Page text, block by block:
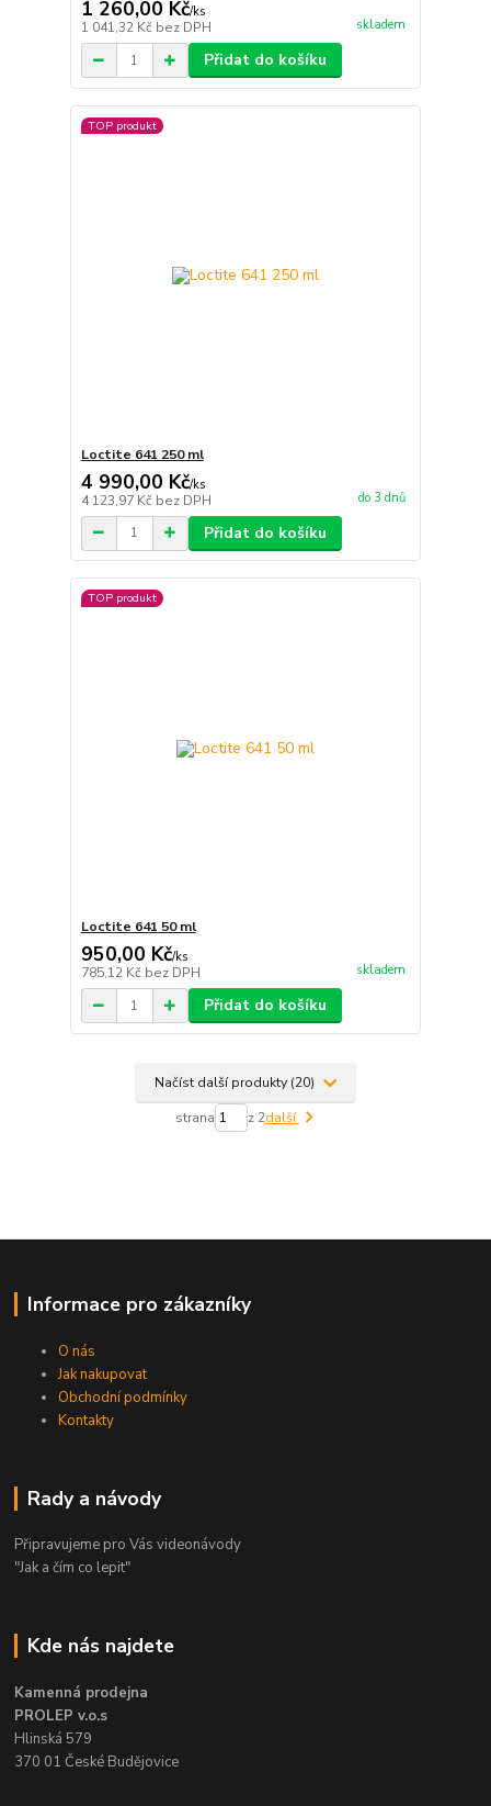
1 260,00 Kč/ks
1 041,32 Kč bez DPH skladem
Přidat do košíku
TOP produkt
Loctite 641 250 ml
4 990,00 Kč/ks
4 123,97 Kč bez DPH do 3 dnů
Přidat do košíku
TOP produkt
Loctite 641 50 ml
950,00 Kč/ks
785,12 Kč bez DPH skladem
Přidat do košíku
Načíst další produkty (20)
strana z 2další
Informace pro zákazníky
O nás
Jak nakupovat
Obchodní podmínky
Kontakty
Rady a návody
Připravujeme pro Vás videonávody
"Jak a čím co lepit"
Kde nás najdete
Kamenná prodejna
PROLEP v.o.s
Hlinská 579
370 01 České Budějovice